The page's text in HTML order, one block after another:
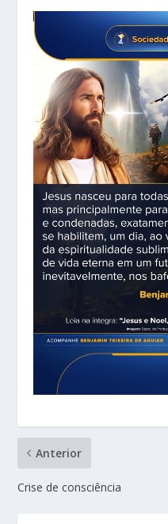
Anterior
Crise de consciência